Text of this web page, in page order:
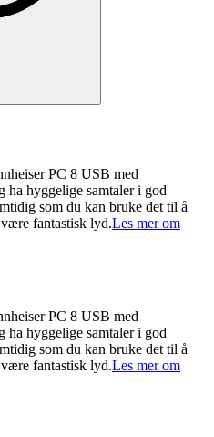
PC 8 USB med
ha hyggelige samtaler i god
som du kan bruke det til å
fantastisk lyd.Les mer om
PC 8 USB med
ha hyggelige samtaler i god
som du kan bruke det til å
fantastisk lyd.Les mer om